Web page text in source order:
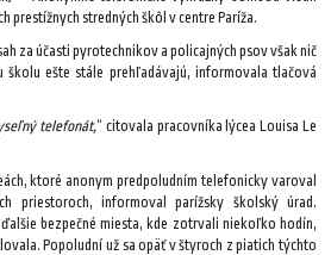
prestížnych stredných škôl v centre Paríža.
za účasti pyrotechnikov a policajných psov však nič
ešte stále prehľadávajú, informovala tlačová
telefonát,“ citovala pracovníka lýcea Louisa Le
ktoré anonym predpoludním telefonicky varoval
priestoroch, informoval parížsky školský úrad.
bezpečné miesta, kde zotrvali niekoľko hodín,
Popoludní už sa opäť v štyroch z piatich týchto